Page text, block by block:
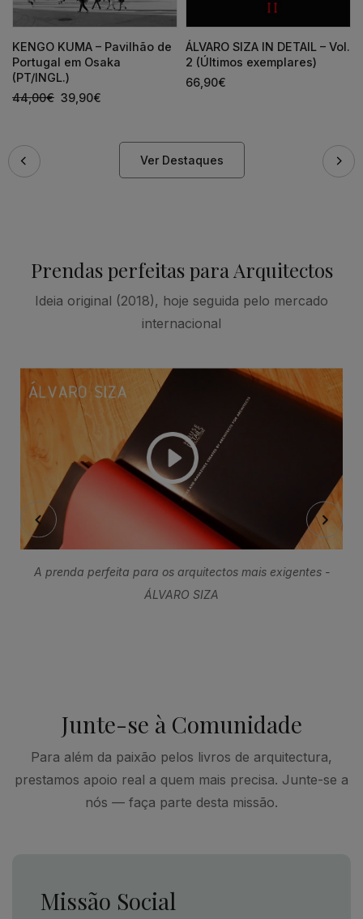
KENGO KUMA – Pavilhão de
Portugal em Osaka
(PT/INGL.)
44,00€ 39,90€
ÁLVARO SIZA IN DETAIL – Vol.
2 (Últimos exemplares)
66,90€
Ver Destaques
Prendas perfeitas para Arquitectos
Ideia original (2018), hoje seguida pelo mercado
internacional
A prenda perfeita para os arquitectos mais exigentes -
ÁLVARO SIZA
Junte-se à Comunidade
Para além da paixão pelos livros de arquitectura,
prestamos apoio real a quem mais precisa. Junte-se a
nós — faça parte desta missão.
Missão Social